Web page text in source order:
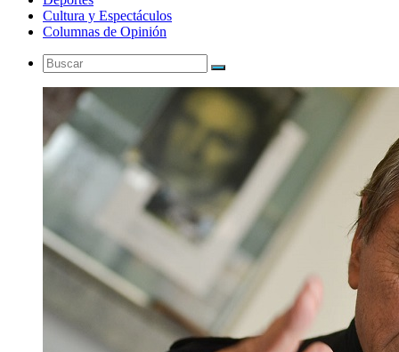
Cultura y Espectáculos
Columnas de Opinión
Buscar